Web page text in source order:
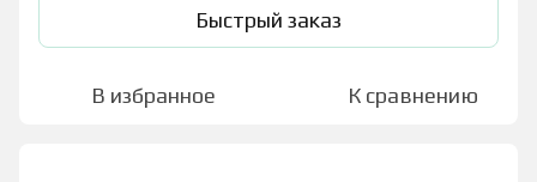
Быстрый заказ
В избранное К сравнению